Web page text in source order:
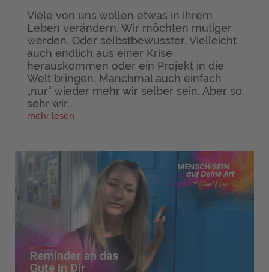
Viele von uns wollen etwas in ihrem
Leben verändern. Wir möchten mutiger
werden. Oder selbstbewusster. Vielleicht
auch endlich aus einer Krise
herauskommen oder ein Projekt in die
Welt bringen. Manchmal auch einfach
„nur“ wieder mehr wir selber sein. Aber so
sehr wir...
mehr lesen